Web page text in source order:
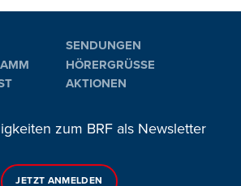
SENDUNGEN
HÖRERGRÜSSE
AKTIONEN
zum BRF als Newsletter
JETZT ANMELDEN